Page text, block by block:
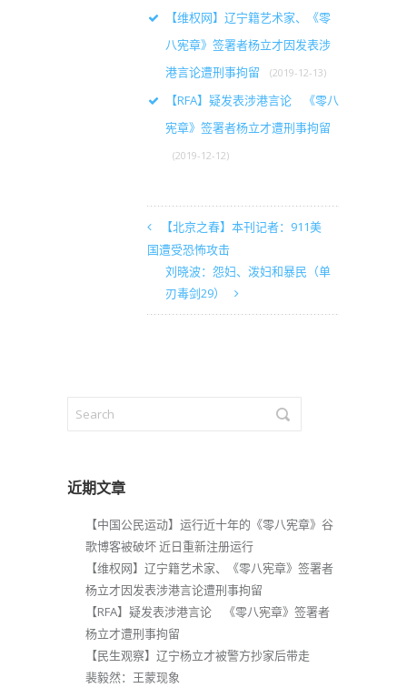
【维权网】辽宁籍艺术家、《零
八宪章》签署者杨立才因发表涉
港言论遭刑事拘留
(2019-12-13)
【RFA】疑发表涉港言论 《零八
宪章》签署者杨立才遭刑事拘留
(2019-12-12)
【北京之春】本刊记者：911美
国遭受恐怖攻击
刘晓波：怨妇、泼妇和暴民（单
刃毒剑29）
近期文章
【中国公民运动】运行近十年的《零八宪章》谷
歌博客被破坏 近日重新注册运行
【维权网】辽宁籍艺术家、《零八宪章》签署者
杨立才因发表涉港言论遭刑事拘留
【RFA】疑发表涉港言论 《零八宪章》签署者
杨立才遭刑事拘留
【民生观察】辽宁杨立才被警方抄家后带走
裴毅然：王蒙现象